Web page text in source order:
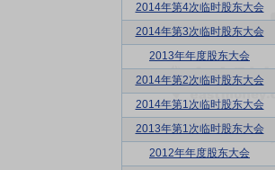
2014年第4次临时股东大会
2014年第3次临时股东大会
2013年年度股东大会
2014年第2次临时股东大会
2014年第1次临时股东大会
2013年第1次临时股东大会
2012年年度股东大会